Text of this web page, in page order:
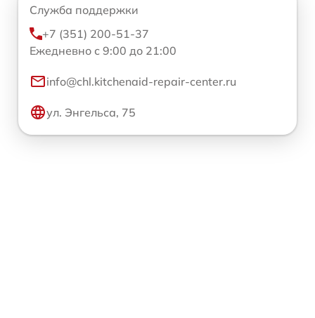
Служба поддержки
+7 (351) 200-51-37
Ежедневно с 9:00 до 21:00
info@chl.kitchenaid-repair-center.ru
ул. Энгельса, 75